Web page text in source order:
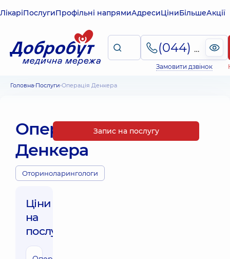
ЛікаріПослугиПрофільні напрямиАдресиЦіниБільшеАкції
(044) 495-2-888
Замовити дзвінок
Головна Послуги Операція Денкера
Операція
Денкера
Оториноларингологи
Ціни
на
послуги:
Запис на послугу